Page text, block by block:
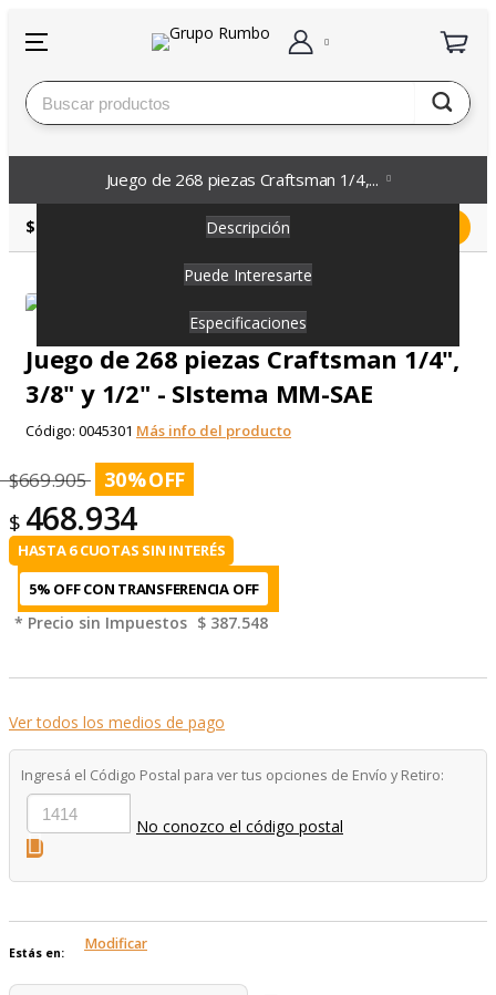
Juego de 268 piezas Craftsman 1/4,...
Descripción
Puede Interesarte
Especificaciones
$
Juego de 268 piezas Craftsman 1/4",
3/8" y 1/2" - SIstema MM-SAE
Código: 0045301 Más info del producto
$669.905 30%
$ 468.934
HASTA 6 CUOTAS SIN INTERÉS
5% OFF CON TRANSFERENCIA
* Precio sin Impuestos $ 387.548
Ver todos los medios de pago
Ingresá el Código Postal para ver tus opciones de Envío y Retiro:
No conozco el código postal
Estás en:
Modificar